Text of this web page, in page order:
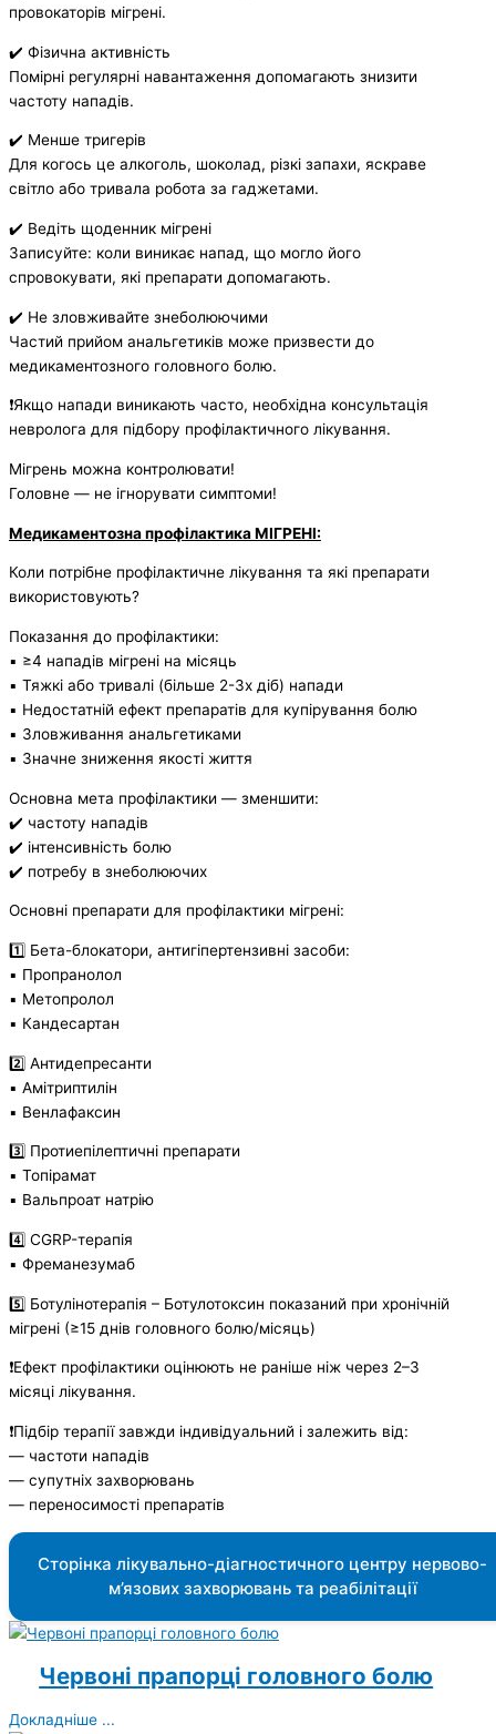
провокаторів мігрені.
✔️ Фізична активність
Помірні регулярні навантаження допомагають знизити
частоту нападів.
✔️ Менше тригерів
Для когось це алкоголь, шоколад, різкі запахи, яскраве
світло або тривала робота за гаджетами.
✔️ Ведіть щоденник мігрені
Записуйте: коли виникає напад, що могло його
спровокувати, які препарати допомагають.
✔️ Не зловживайте знеболюючими
Частий прийом анальгетиків може призвести до
медикаментозного головного болю.
❗️Якщо напади виникають часто, необхідна консультація
невролога для підбору профілактичного лікування.
Мігрень можна контролювати!
Головне — не ігнорувати симптоми!
Медикаментозна профілактика МІГРЕНІ:
Коли потрібне профілактичне лікування та які препарати
використовують?
Показання до профілактики:
▪️ ≥4 нападів мігрені на місяць
▪️ Тяжкі або тривалі (більше 2-3х діб) напади
▪️ Недостатній ефект препаратів для купірування болю
▪️ Зловживання анальгетиками
▪️ Значне зниження якості життя
Основна мета профілактики — зменшити:
✔️ частоту нападів
✔️ інтенсивність болю
✔️ потребу в знеболюючих
Основні препарати для профілактики мігрені:
1️⃣ Бета-блокатори, антигіпертензивні засоби:
▪️ Пропранолол
▪️ Метопролол
▪️ Кандесартан
2️⃣ Антидепресанти
▪️ Амітриптилін
▪️ Венлафаксин
3️⃣ Протиепілептичні препарати
▪️ Топірамат
▪️ Вальпроат натрію
4️⃣ CGRP-терапія
▪️ Фреманезумаб
5️⃣ Ботулінотерапія – Ботулотоксин показаний при хронічній
мігрені (≥15 днів головного болю/місяць)
❗️Ефект профілактики оцінюють не раніше ніж через 2–3
місяці лікування.
❗️Підбір терапії завжди індивідуальний і залежить від:
— частоти нападів
— супутніх захворювань
— переносимості препаратів
Сторінка лікувально-діагностичного центру нервово-
м’язових захворювань та реабілітації
Червоні прапорці головного болю
Докладніше ...